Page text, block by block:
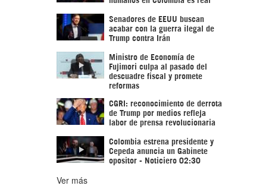
Senadores de EEUU buscan
acabar con la guerra ilegal de
Trump contra Irán
Ministro de Economía de
Fujimori culpa al pasado del
descuadre fiscal y promete
reformas
CGRI: reconocimiento de derrota
de Trump por medios refleja
labor de prensa revolucionaria
Colombia estrena presidente y
Cepeda anuncia un Gabinete
opositor - Noticiero 02:30
Ver más